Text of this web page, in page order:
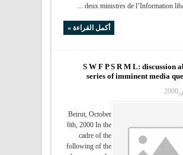
deux ministres de l’Information
أكمل القراءة »
S W F P S R M L: discussion
series of imminent media
Beirut, October
6th, 2000 In the
cadre of the
following of the